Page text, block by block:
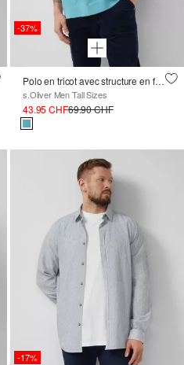
-37%
Polo en tricot avec structure en fil flammé
s.Oliver Men Tall Sizes
43.95 CHF69.90 CHF
-17%